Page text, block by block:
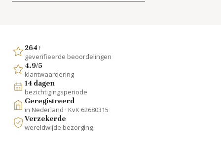
264+
geverifieerde beoordelingen
4.9/5
klantwaardering
14 dagen
bezichtigingsperiode
Geregistreerd
in Nederland · KvK 62680315
Verzekerde
wereldwijde bezorging